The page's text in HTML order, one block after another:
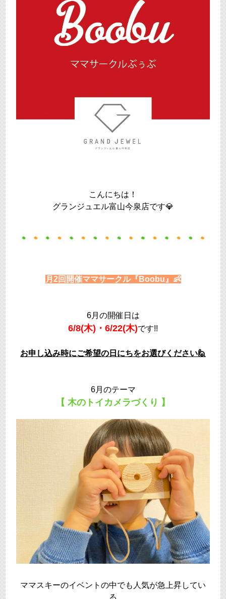
こんにちは！
グランジュエル富山今泉店です💎
月2回開催ママサークル『Boobu』👶
6月の開催日は
6/8(木)・6/22(木)です!!
お申し込み時にご希望の日にちをお選びください🙋
6月のテーマ
【 木のトイカメラづくり 】
ママスキーのイベントの中でも人気が急上昇してい
る